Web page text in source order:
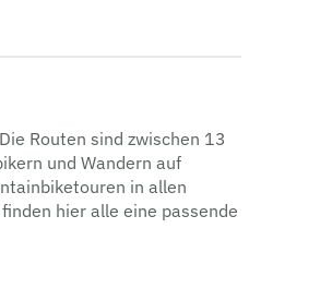
Routen sind zwischen 13
und Wandern auf
in allen
hier alle eine passende